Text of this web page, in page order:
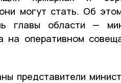
могут стать. Об
главы области —
на оперативном
представители